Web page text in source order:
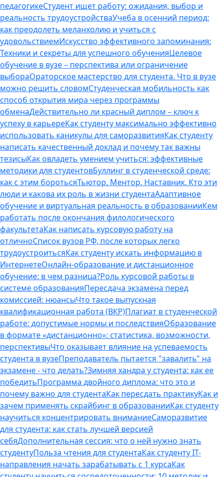
педагогикеСтудент ищет работу: ожидания, выбор и
реальность трудоустройстваУчеба в осенний период:
как преодолеть меланхолию и учиться с
удовольствиемИскусство эффективного запоминания:
Техники и секреты для успешного обученияЦелевое
обучение в вузе – перспектива или ограничение
выбораОраторское мастерство для студента. Что в вузе
можно решить словомСтуденческая мобильность как
способ открытия мира через программы
обменаДействительно ли красный диплом – ключ к
успеху в карьереКак студенту максимально эффективно
использовать каникулы для саморазвитияКак студенту
написать качественный доклад и почему так важны
тезисыКак овладеть умением учиться: эффективные
методики для студентовБуллинг в студенческой среде:
как с этим боротьсяТьютор. Ментор. Наставник. Кто эти
люди и какова их роль в жизни студентаАдаптивное
обучение и виртуальная реальность в образованииКем
работать после окончания филологического
факультетаКак написать курсовую работу на
отличноСписок вузов РФ, после которых легко
трудоустроитьсяКак студенту искать информацию в
ИнтернетеОнлайн-образование и дистанционное
обучение: в чем разница?Роль курсовой работы в
системе образованияПересдача экзамена перед
комиссией: нюансыЧто такое выпускная
квалификационная работа (ВКР)Плагиат в студенческой
работе: допустимые нормы и последствияОбразование
в формате «дистанционно»: статистика, возможности,
перспективыЧто оказывает влияние на успеваемость
студента в вузеПреподаватель пытается "завалить" на
экзамене - что делать?Зимняя хандра у студента: как ее
победитьПрограмма двойного диплома: что это и
почему важно для студентаКак пересдать практикуКак и
зачем применять скрайбинг в образованииКак студенту
научиться концентрировать вниманиеСаморазвитие
для студента: как стать лучшей версией
себяДополнительная сессия: что о ней нужно знать
студентуПольза чтения для студентаКак студенту IT-
направления начать зарабатывать с 1 курсаКак